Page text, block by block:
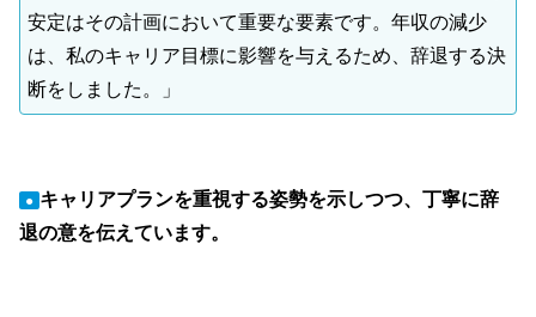
安定はその計画において重要な要素です。年収の減少
は、私のキャリア目標に影響を与えるため、辞退する決
断をしました。」
● キャリアプランを重視する姿勢を示しつつ、丁寧に辞
退の意を伝えています。